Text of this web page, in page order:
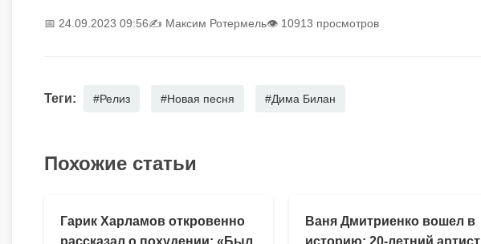
📅 24.09.2023 09:56✍️ Максим Ротермель👁 10913 просмотров
Теги: #Релиз #Новая песня #Дима Билан
Похожие статьи
Гарик Харламов откровенно
рассказал о похудении: «Был
Ваня Дмитриенко вошел в
историю: 20-летний артист